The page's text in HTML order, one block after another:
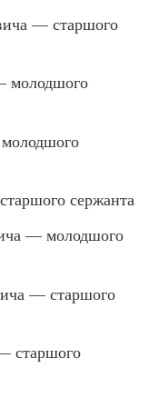
— старшого
сержанта
— молодшого
— старшого
старшого